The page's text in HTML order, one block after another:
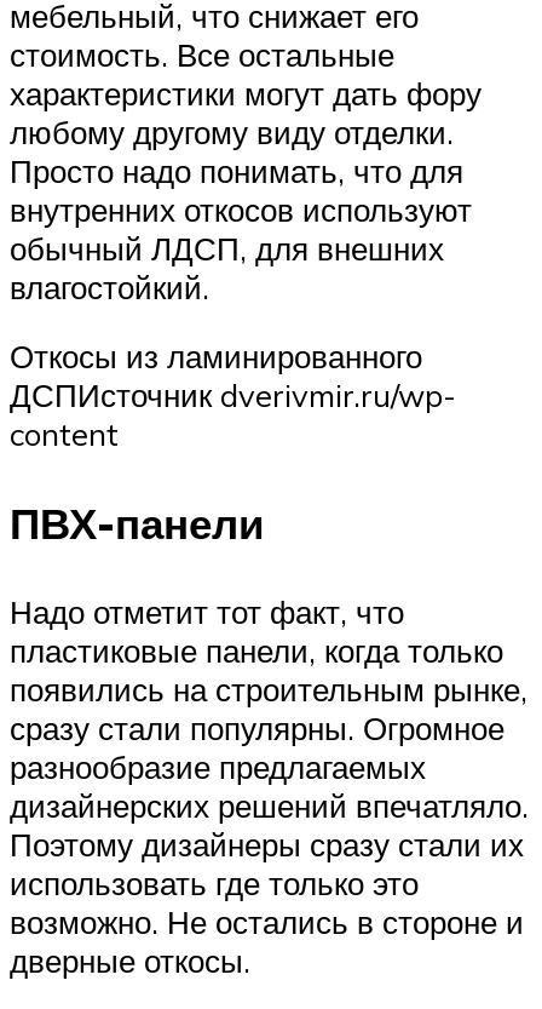
мебельный, что снижает его
стоимость. Все остальные
характеристики могут дать фору
любому другому виду отделки.
Просто надо понимать, что для
внутренних откосов используют
обычный ЛДСП, для внешних
влагостойкий.
Откосы из ламинированного
ДСПИсточник dverivmir.ru/wp-
content
ПВХ-панели
Надо отметит тот факт, что
пластиковые панели, когда только
появились на строительным рынке,
сразу стали популярны. Огромное
разнообразие предлагаемых
дизайнерских решений впечатляло.
Поэтому дизайнеры сразу стали их
использовать где только это
возможно. Не остались в стороне и
дверные откосы.